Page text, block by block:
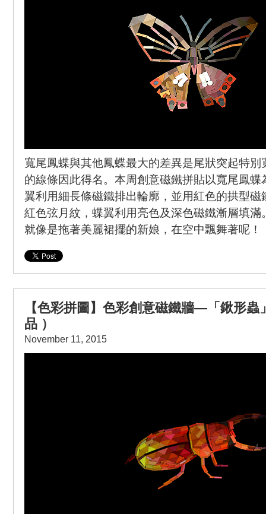
寬尾鳳蝶與其他鳳蝶最大的差異是尾狀突起特
的線條因此得名。本周創意磁鐵拼貼以寬尾鳳
翼利用細長條磁鐵排出輪廓，並用紅色的拱型
紅色弦月紋，蝶翼利用亮色及深色磁鐵漸層填滿
就像是拖著美麗裙擺的新娘，在空中飄舞著呢！
【色彩拼圖】色彩創意磁鐵牆—「鍬形蟲
品 ）
November 11, 2015